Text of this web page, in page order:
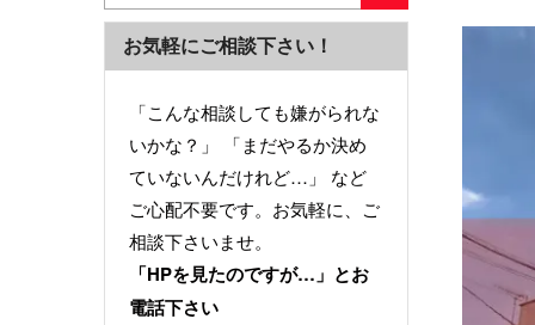
お気軽にご相談下さい！
「こんな相談しても嫌がられな
いかな？」 「まだやるか決め
ていないんだけれど…」 など
ご心配不要です。お気軽に、ご
相談下さいませ。
「HPを見たのですが…」とお
電話下さい